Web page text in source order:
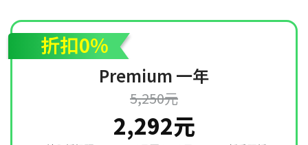
折扣0%
Premium 一年
5,250元
2,292元